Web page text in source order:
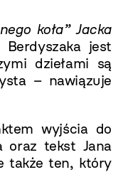
koła” Jacka
jest
dziełami są
– nawiązuje
wyjścia do
oraz tekst Jana
także ten, który